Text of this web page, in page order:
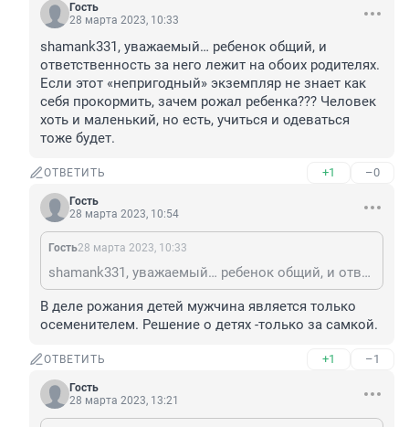
Гость
28 марта 2023, 10:33
shamank331, уважаемый… ребенок общий, и
ответственность за него лежит на обоих родителях.
Если этот «непригодный» экземпляр не знает как
себя прокормить, зачем рожал ребенка??? Человек
хоть и маленький, но есть, учиться и одеваться
тоже будет.
ОТВЕТИТЬ +1 –0
Гость
28 марта 2023, 10:54
Гость28 марта 2023, 10:33
shamank331, уважаемый… ребенок общий, и ответственность за него лежит на обоих родителях. Если этот «непригодный» экземпляр не знает как себя прокормить, зачем рожал ребенка??? Человек хоть и маленький, но есть, учиться и одеваться тоже будет.
В деле рожания детей мужчина является только
осеменителем. Решение о детях -только за самкой.
ОТВЕТИТЬ +1 –1
Гость
28 марта 2023, 13:21